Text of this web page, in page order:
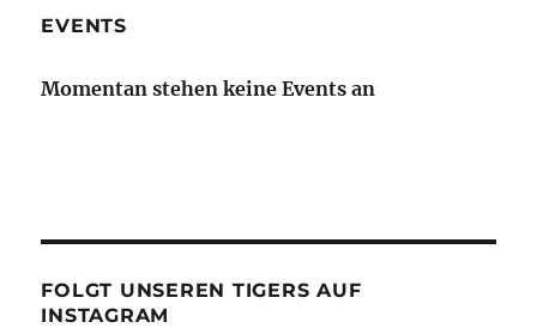
EVENTS
Momentan stehen keine Events an
FOLGT UNSEREN TIGERS AUF
INSTAGRAM